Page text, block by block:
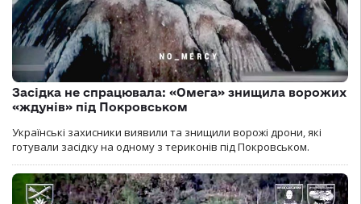
Засідка не спрацювала: «Омега» знищила ворожих
«ждунів» під Покровськом
Українські захисники виявили та знищили ворожі дрони, які
готували засідку на одному з териконів під Покровськом.